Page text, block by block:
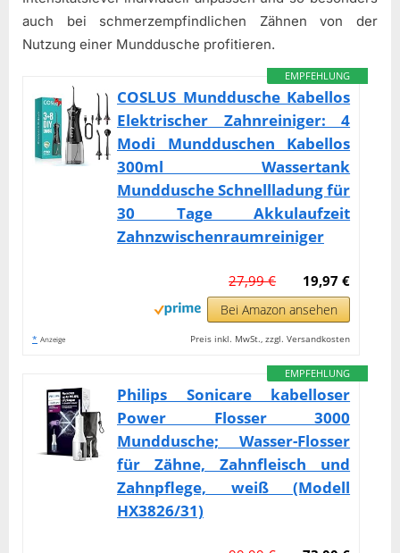
auch bei schmerzempfindlichen Zähnen von der
Nutzung einer Munddusche profitieren.
EMPFEHLUNG
COSLUS Munddusche Kabellos
Elektrischer Zahnreiniger: 4
Modi Mundduschen Kabellos
300ml Wassertank
Munddusche Schnellladung für
30 Tage Akkulaufzeit
Zahnzwischenraumreiniger
19,97 €
27,99 €
Bei Amazon ansehen
* Anzeige Preis inkl. MwSt., zzgl. Versandkosten
EMPFEHLUNG
Philips Sonicare kabelloser
Power Flosser 3000
Munddusche; Wasser-Flosser
für Zähne, Zahnfleisch und
Zahnpflege, weiß (Modell
HX3826/31)